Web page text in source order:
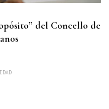
del Concello de